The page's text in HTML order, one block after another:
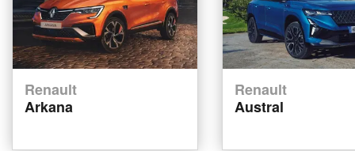
Renault
Arkana
Renault
Austral